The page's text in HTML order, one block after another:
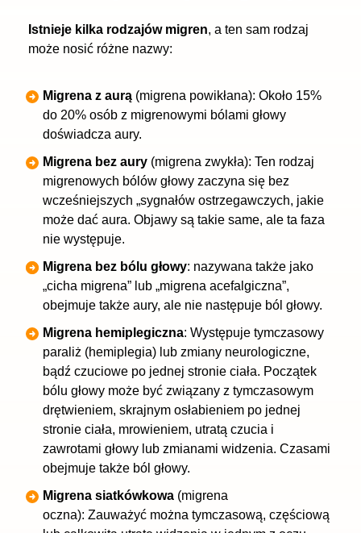
Istnieje kilka rodzajów migren, a ten sam rodzaj
może nosić różne nazwy:
Migrena z aurą (migrena powikłana): Około 15%
do 20% osób z migrenowymi bólami głowy
doświadcza aury.
Migrena bez aury (migrena zwykła): Ten rodzaj
migrenowych bólów głowy zaczyna się bez
wcześniejszych „sygnałów ostrzegawczych, jakie
może dać aura. Objawy są takie same, ale ta faza
nie występuje.
Migrena bez bólu głowy: nazywana także jako
„cicha migrena” lub „migrena acefalgiczna”,
obejmuje także aury, ale nie następuje ból głowy.
Migrena hemiplegiczna: Występuje tymczasowy
paraliż (hemiplegia) lub zmiany neurologiczne,
bądź czuciowe po jednej stronie ciała. Początek
bólu głowy może być związany z tymczasowym
drętwieniem, skrajnym osłabieniem po jednej
stronie ciała, mrowieniem, utratą czucia i
zawrotami głowy lub zmianami widzenia. Czasami
obejmuje także ból głowy.
Migrena siatkówkowa (migrena
oczna): Zauważyć można tymczasową, częściową